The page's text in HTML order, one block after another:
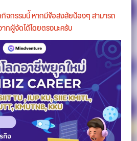
กิจกรรมนี้ หากมีข้อสงสัยน้องๆ สามารถ
กผู้จัดได้โดยตรงนะครับ